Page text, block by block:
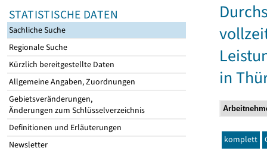
STATISTISCHE DATEN
Sachliche Suche
Regionale Suche
Kürzlich bereitgestellte Daten
Allgemeine Angaben, Zuordnungen
Gebietsveränderungen,
Änderungen zum Schlüsselverzeichnis
Definitionen und Erläuterungen
Newsletter
in
komplett